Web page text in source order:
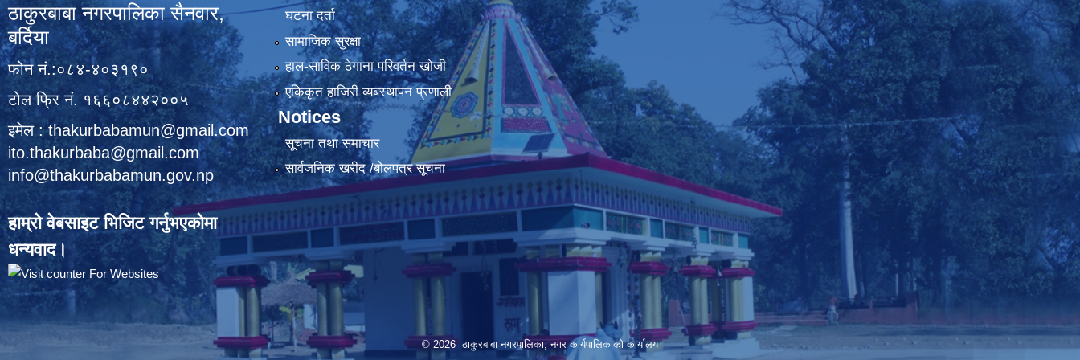
ठाकुरबाबा नगरपालिका सैनवार,
बर्दिया
फोन नं.:०८४-४०३१९०
टोल फ्रि नं. १६६०८४४२००५
इमेल : thakurbabamun@gmail.com
ito.thakurbaba@gmail.com
info@thakurbabamun.gov.np
हाम्रो वेबसाइट भिजिट गर्नुभएकोमा
धन्यवाद।
घटना दर्ता
सामाजिक सुरक्षा
हाल-साविक ठेगाना परिवर्तन खोजी
एकिकृत हाजिरी व्यबस्थापन प्रणाली
Notices
सूचना तथा समाचार
सार्वजनिक खरीद /बोलपत्र सूचना
© 2026 ठाकुरबाबा नगरपालिका, नगर कार्यपालिकाकाे कार्यालय